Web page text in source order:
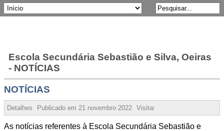
Escola Secundária Sebastião e Silva, Oeiras
- NOTÍCIAS
NOTÍCIAS
Detalhes Publicado em 21 novembro 2022 Visitas:
As notícias referentes à Escola Secundária Sebastião e